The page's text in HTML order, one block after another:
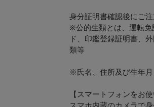
身分証明書確認後にご
※公的生類とは、運転免
ド、印鑑登録証明書、
類等
※氏名、住所及び生年月
【スマートフォンをお使
スマホ内蔵のカメラで